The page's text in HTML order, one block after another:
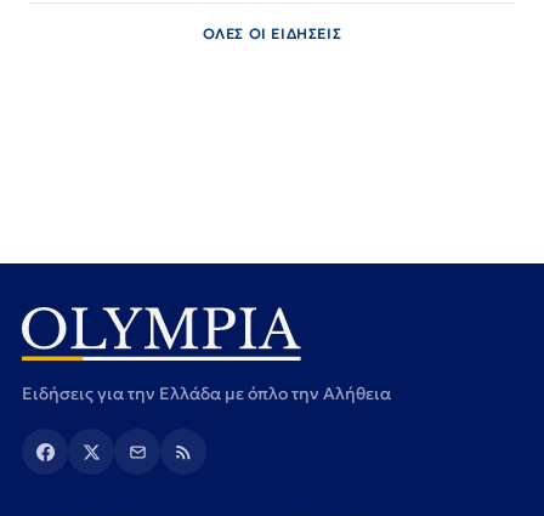
ΟΛΕΣ ΟΙ ΕΙΔΗΣΕΙΣ
Ειδήσεις για την Ελλάδα με όπλο την Αλήθεια